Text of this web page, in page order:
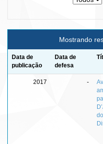
Mostrando
Data de
publicação
Data de
defesa
2017 -